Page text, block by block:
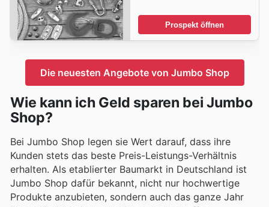
Prospekt öffnen
Die neuesten Angebote von Jumbo Shop
Wie kann ich Geld sparen bei Jumbo
Shop?
Bei Jumbo Shop legen sie Wert darauf, dass ihre
Kunden stets das beste Preis-Leistungs-Verhältnis
erhalten. Als etablierter Baumarkt in Deutschland ist
Jumbo Shop dafür bekannt, nicht nur hochwertige
Produkte anzubieten, sondern auch das ganze Jahr